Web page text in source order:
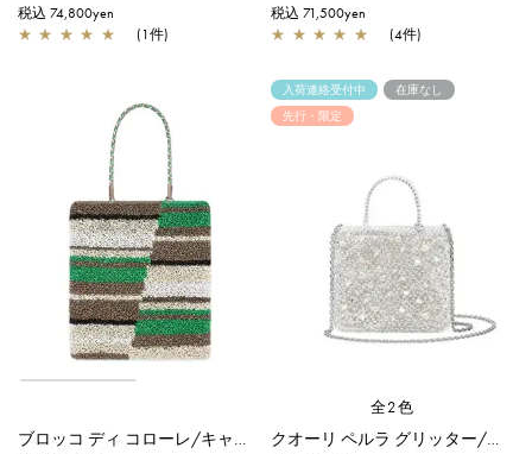
税込 74,800yen
★ ★ ★ ★ ★ (1件)
税込 71,500yen
★ ★ ★ ★ ★ (4件)
ブロッコ ディ コローレ/キャメルミックス
入荷連絡受付中
在庫なし
先行・限定
全2色
クオーリ ペルラ グリッター/スモール/ホワイトシルバー【オンラインストア先行販売商品】